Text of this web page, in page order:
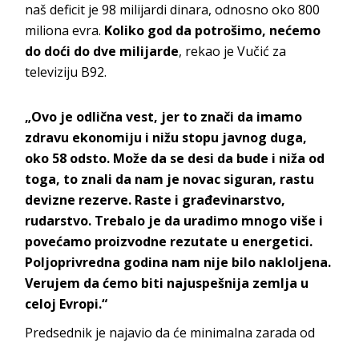
naš deficit je 98 milijardi dinara, odnosno oko 800
miliona evra. Koliko god da potrošimo, nećemo
do doći do dve milijarde, rekao je Vučić za
televiziju B92.
„Ovo je odlična vest, jer to znači da imamo
zdravu ekonomiju i nižu stopu javnog duga,
oko 58 odsto. Može da se desi da bude i niža od
toga, to znali da nam je novac siguran, rastu
devizne rezerve. Raste i građevinarstvo,
rudarstvo. Trebalo je da uradimo mnogo više i
povećamo proizvodne rezutate u energetici.
Poljoprivredna godina nam nije bilo nakloljena.
Verujem da ćemo biti najuspešnija zemlja u
celoj Evropi.“
Predsednik je najavio da će minimalna zarada od